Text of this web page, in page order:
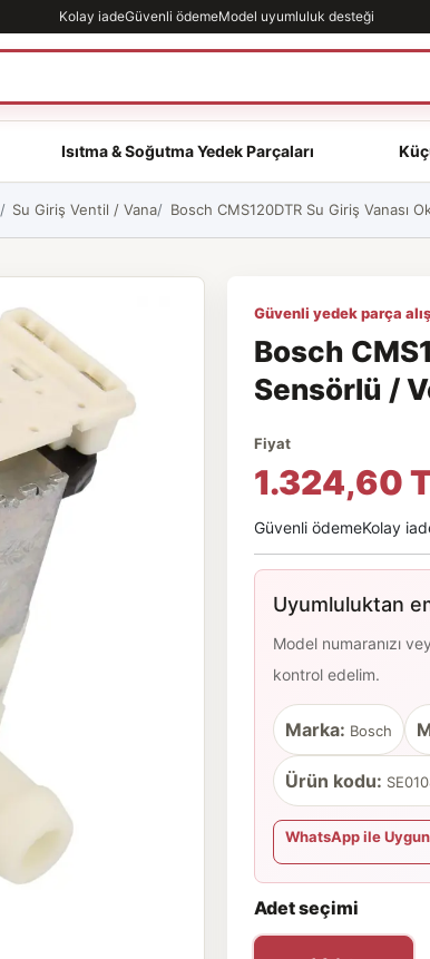
Kolay iadeGüvenli ödemeModel uyumluluk desteği
Isıtma & Soğutma Yedek Parçaları
Su Giriş Ventil / Vana Bosch CMS120DTR Su Giriş Vanası
Güvenli yedek parça
Bosch
Sensörlü /
Fiyat
1.324,60
Güvenli ödemeKolay
Uyumluluktan
Model numaranızı
kontrol edelim.
Marka: Bosch
Ürün kodu:
WhatsApp ile
Adet seçimi